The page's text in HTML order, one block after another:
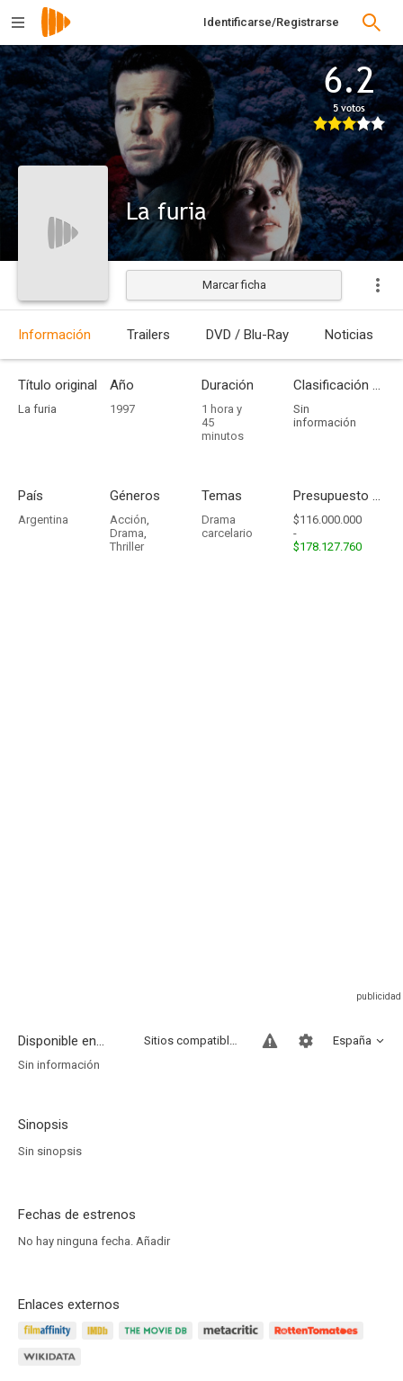
Identificarse/Registrarse
6.2
5 votos
La furia
Estrenada
Marcar ficha
Información Trailers DVD / Blu-Ray Noticias
Título original
La furia
Año
1997
Duración
1 hora y
45
minutos
Clasificación por edades
Sin
información
País
Argentina
Géneros
Acción,
Drama,
Thriller
Temas
Drama
carcelario
Presupuesto - Ingresos
$116.000.000
-
$178.127.760
Disponible en... España
Sitios compatibles
Sin información
Sinopsis
Sin sinopsis
Fechas de estrenos
No hay ninguna fecha. Añadir
Enlaces externos